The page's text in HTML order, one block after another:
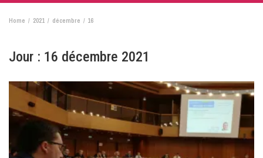
Home 2021 décembre 16
Jour : 16 décembre 2021